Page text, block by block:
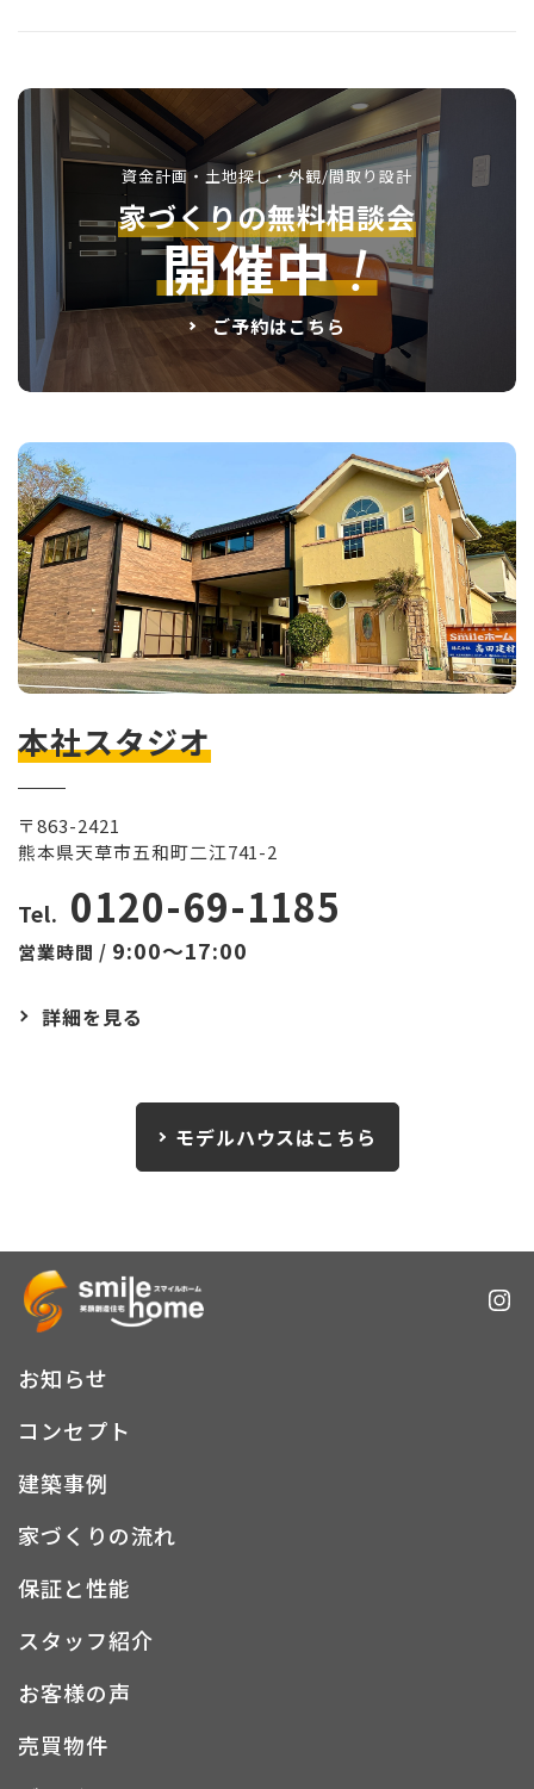
資金計画・土地探し・外観/間取り設計
家づくりの無料相談会
開催中！
ご予約はこちら
本社スタジオ
〒863-2421
熊本県天草市五和町二江741-2
Tel. 0120-69-1185
営業時間 / 9:00～17:00
詳細を見る
モデルハウスはこちら
お知らせ
コンセプト
建築事例
家づくりの流れ
保証と性能
スタッフ紹介
お客様の声
売買物件